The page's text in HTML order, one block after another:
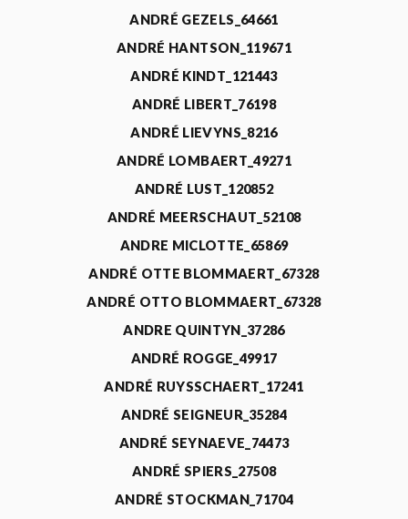
ANDRÉ GEZELS_64661
ANDRÉ HANTSON_119671
ANDRÉ KINDT_121443
ANDRÉ LIBERT_76198
ANDRÉ LIEVYNS_8216
ANDRÉ LOMBAERT_49271
ANDRÉ LUST_120852
ANDRÉ MEERSCHAUT_52108
ANDRE MICLOTTE_65869
ANDRÉ OTTE BLOMMAERT_67328
ANDRÉ OTTO BLOMMAERT_67328
ANDRE QUINTYN_37286
ANDRÉ ROGGE_49917
ANDRÉ RUYSSCHAERT_17241
ANDRÉ SEIGNEUR_35284
ANDRÉ SEYNAEVE_74473
ANDRÉ SPIERS_27508
ANDRÉ STOCKMAN_71704